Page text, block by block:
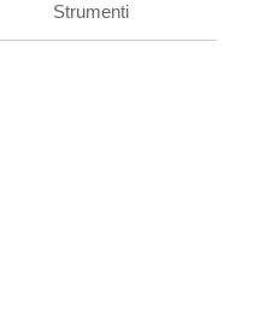
Strumenti